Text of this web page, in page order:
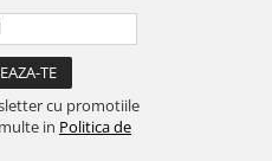
cu promotiile
in Politica de